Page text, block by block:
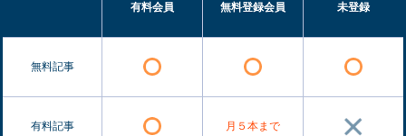
有料会員 無料登録会員 未登録
無料記事
有料記事 月５本まで